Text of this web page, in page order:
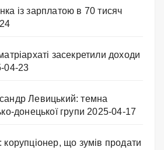
із зарплатою в 70 тисяч
засекретили доходи
04-23
Левицький: темна
донецької групи 2025-04-17
що зумів продати